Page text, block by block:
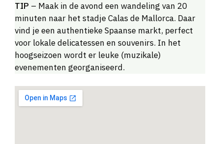
TIP – Maak in de avond een wandeling van 20
minuten naar het stadje Calas de Mallorca. Daar
vind je een authentieke Spaanse markt, perfect
voor lokale delicatessen en souvenirs. In het
hoogseizoen wordt er leuke (muzikale)
evenementen georganiseerd.